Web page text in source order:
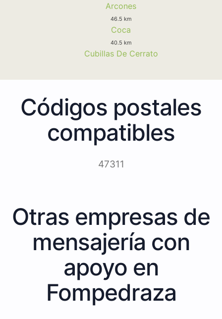
Arcones
46.5 km
Coca
40.5 km
Cubillas De Cerrato
Códigos postales
compatibles
47311
Otras empresas de
mensajería con
apoyo en
Fompedraza